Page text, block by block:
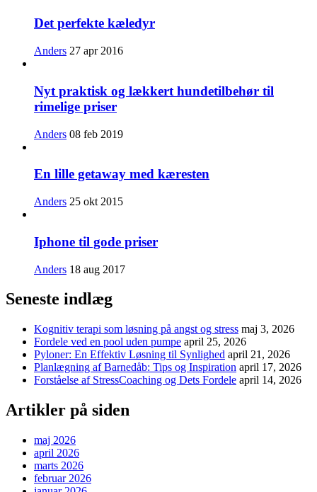
Det perfekte kæledyr
Anders 27 apr 2016
Nyt praktisk og lækkert hundetilbehør til
rimelige priser
Anders 08 feb 2019
En lille getaway med kæresten
Anders 25 okt 2015
Iphone til gode priser
Anders 18 aug 2017
Seneste indlæg
Kognitiv terapi som løsning på angst og stress maj 3, 2026
Fordele ved en pool uden pumpe april 25, 2026
Pyloner: En Effektiv Løsning til Synlighed april 21, 2026
Planlægning af Barnedåb: Tips og Inspiration april 17, 2026
Forståelse af StressCoaching og Dets Fordele april 14, 2026
Artikler på siden
maj 2026
april 2026
marts 2026
februar 2026